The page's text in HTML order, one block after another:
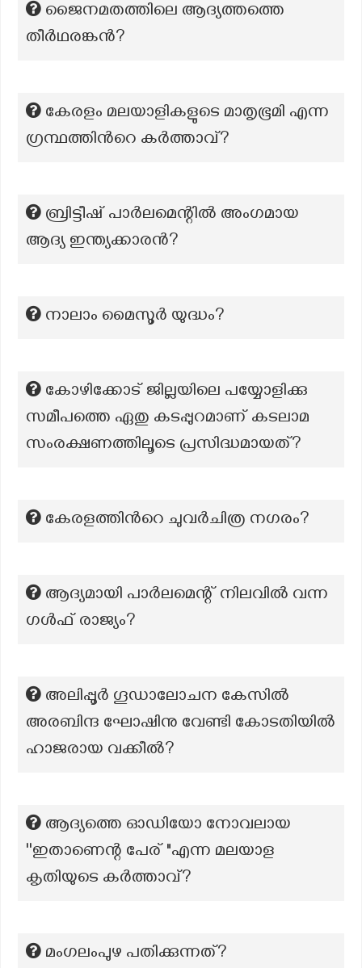
ജൈനമതത്തിലെ ആദ്യത്തത്തെ
തീർഥരങ്കൻ?
കേരളം മലയാളികളുടെ മാതൃഭൂമി എന്ന
ഗ്രന്ഥത്തിന്‍റെ കർത്താവ്?
ബ്രിട്ടീഷ് പാർലമെന്റിൽ അംഗമായ
ആദ്യ ഇന്ത്യക്കാരൻ?
നാലാം മൈസൂർ യുദ്ധം?
കോഴിക്കോട് ജില്ലയിലെ പയ്യോളിക്കു
സമീപത്തെ ഏതു കടപ്പുറമാണ് കടലാമ
സംരക്ഷണത്തിലൂടെ പ്രസിദ്ധമായത്?
കേരളത്തിന്‍റെ ചുവര്‍ചിത്ര നഗരം?
ആദ്യമായി പാർലമെന്റ് നിലവിൽ വന്ന
ഗൾഫ് രാജ്യം?
അലിപ്പൂർ ഗൂഡാലോചന കേസിൽ
അരബിന്ദ ഘോഷിനു വേണ്ടി കോടതിയിൽ
ഹാജരായ വക്കീൽ?
ആദ്യത്തെ ഓഡിയോ നോവലായ
''ഇതാണെന്റ പേര് "എന്ന മലയാള
കൃതിയുടെ കർത്താവ്?
മംഗലംപുഴ പതിക്കുന്നത്?